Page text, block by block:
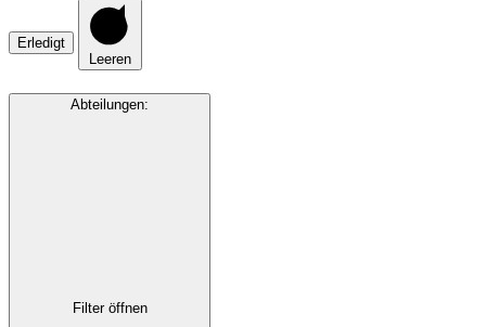
Erledigt
Leeren
Abteilungen:
Filter öffnen